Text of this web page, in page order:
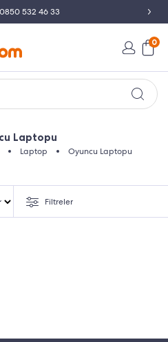
532 46 33
0
Laptopu
Laptop Oyuncu Laptopu
Filtreler